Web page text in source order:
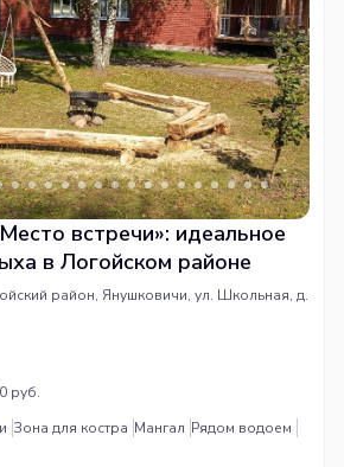
встречи»: идеальное
в Логойском районе
район, Янушковичи, ул. Школьная, д.
руб.
Зона для костра Мангал Рядом водоем